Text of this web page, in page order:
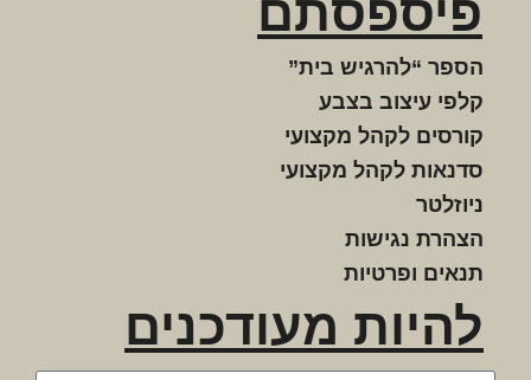
פיספסתם
הספר “להרגיש בית”
קלפי עיצוב בצבע
קורסים לקהל מקצועי
סדנאות לקהל מקצועי
ניוזלטר
הצהרת נגישות
תנאים ופרטיות
להיות מעודכנים